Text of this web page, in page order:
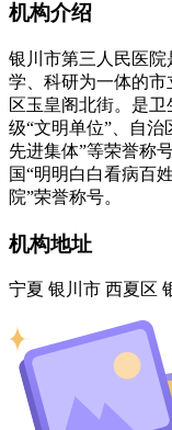
机构介绍
银川市第三人民医
学、科研为一体的
区玉皇阁北街。是
级“文明单位”、自治
先进集体”等荣誉称
国“明明白白看病百
院”荣誉称号。
机构地址
宁夏 银川市 西夏区